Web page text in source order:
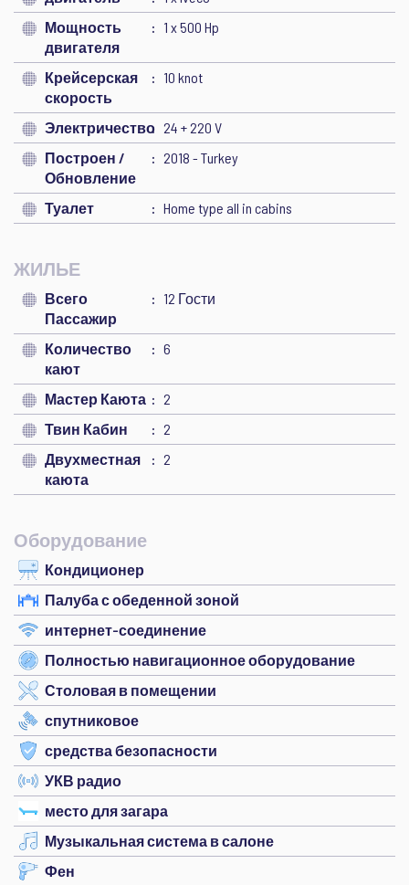
Мощность
двигателя
1 x 500 Hp
Крейсерская
скорость
10 knot
Электричество 24 + 220 V
Построен /
Обновление
2018 - Turkey
Туалет Home type all in cabins
ЖИЛЬЕ
Всего
Пассажир
12 Гости
Количество
кают
6
Мастер Каюта
2
Твин Кабин
2
Двухместная
каюта
2
Оборудование
Кондиционер
Палуба с обеденной зоной
интернет-соединение
Полностью навигационное оборудование
Столовая в помещении
спутниковое
средства безопасности
УКВ радио
место для загара
Музыкальная система в салоне
Фен